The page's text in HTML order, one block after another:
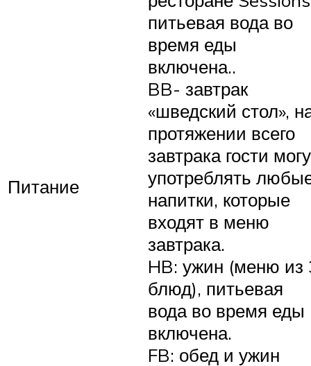
Питание
питьевая вода во
время еды
включена..
BB- завтрак
«шведский стол»,
протяжении всего
завтрака гости
употреблять
напитки, которые
входят в меню
завтрака.
HB: ужин (меню из
блюд), питьевая
вода во время еды
включена.
FB: обед и ужин